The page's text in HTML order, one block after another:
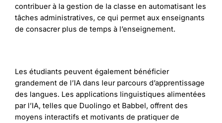
contribuer à la gestion de la classe en automatisant les
tâches administratives, ce qui permet aux enseignants
de consacrer plus de temps à l’enseignement.
Les étudiants peuvent également bénéficier
grandement de l’IA dans leur parcours d’apprentissage
des langues. Les applications linguistiques alimentées
par l’IA, telles que Duolingo et Babbel, offrent des
moyens interactifs et motivants de pratiquer de